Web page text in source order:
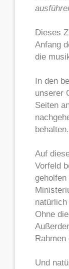
Dieses
Anfang
die
In den
unserer
Seiten
behalten.
Auf
Vorfeld
Ohne
Und